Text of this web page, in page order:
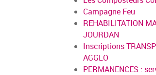
Campagne Feu
REHABILITATION
JOURDAN
Inscriptions
AGGLO
PERMANENCES :